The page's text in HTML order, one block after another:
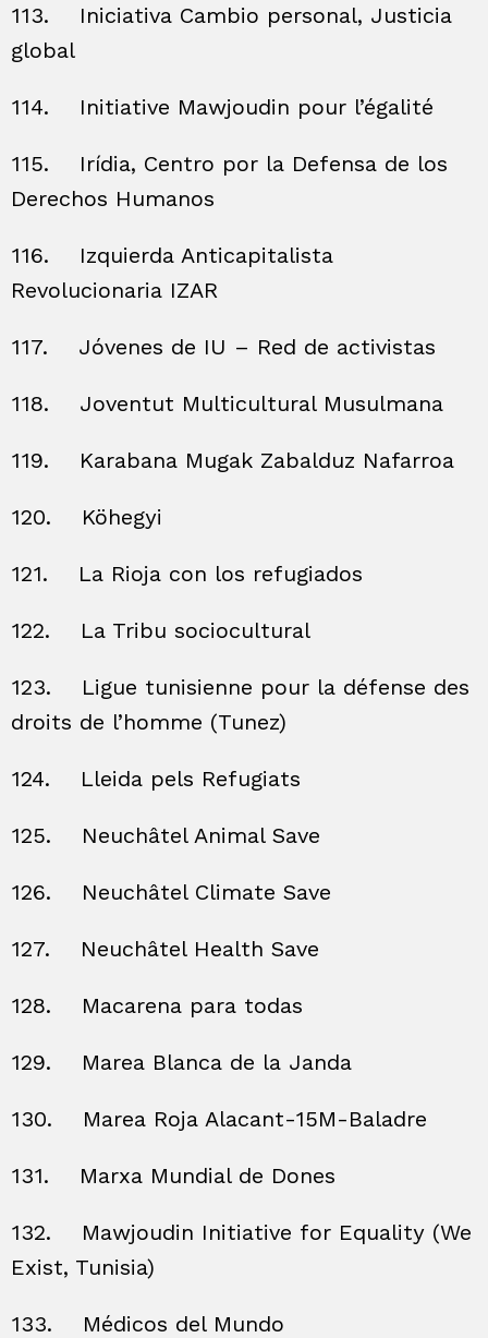
113.
Iniciativa Cambio personal, Justicia
global
114. Initiative Mawjoudin pour l’égalité
115.
Irídia, Centro por la Defensa de los
Derechos Humanos
116.
Izquierda Anticapitalista
Revolucionaria IZAR
117. Jóvenes de IU – Red de activistas
118. Joventut Multicultural Musulmana
119. Karabana Mugak Zabalduz Nafarroa
120. Köhegyi
121. La Rioja con los refugiados
122. La Tribu sociocultural
123.
Ligue tunisienne pour la défense des
droits de l’homme (Tunez)
124. Lleida pels Refugiats
125. Neuchâtel Animal Save
126. Neuchâtel Climate Save
127. Neuchâtel Health Save
128. Macarena para todas
129. Marea Blanca de la Janda
130. Marea Roja Alacant-15M-Baladre
131. Marxa Mundial de Dones
132.
Mawjoudin Initiative for Equality (We
Exist, Tunisia)
133. Médicos del Mundo